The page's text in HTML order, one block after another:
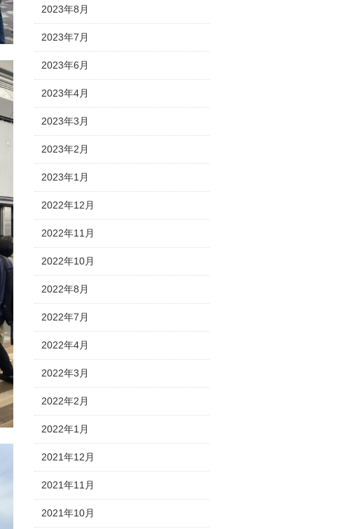
2023年8月
2023年7月
2023年6月
2023年4月
2023年3月
2023年2月
2023年1月
2022年12月
2022年11月
2022年10月
2022年8月
2022年7月
2022年4月
2022年3月
2022年2月
2022年1月
2021年12月
2021年11月
2021年10月